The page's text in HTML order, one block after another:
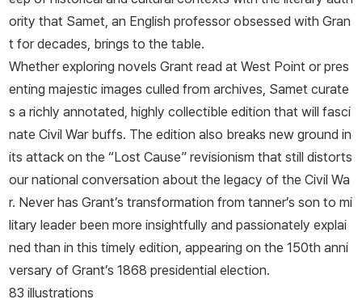
아래 1865년, 애포매톡스에서 남군 총사령관 로버트 E. 리 장군에게
항복을 받아냈고, 이와 함께 사실상 남북전쟁은 북부의 승리로 끝나
게 됩니다. 그랜트는 전쟁 이후에도 군대에 남아 있다가, 1869년 공
화당의 후보로서 제18대 미국 대통령에 당선됩니다. 대통령으로서의
그랜트는 주변인의 부패를 비롯해 여러 문제가 있었다는 비판을 받으
나, 재건 시기 펼친 정책으로 남부의 노예제를 뿌리 뽑고자 노력하는
등의 공을 인정받습니다.
ority that Samet, an English professor obsessed with Gran
t for decades, brings to the table.
Whether exploring novels Grant read at West Point or pres
enting majestic images culled from archives, Samet curate
s a richly annotated, highly collectible edition that will fasci
nate Civil War buffs. The edition also breaks new ground in
its attack on the “Lost Cause” revisionism that still distorts
our national conversation about the legacy of the Civil Wa
r. Never has Grant’s transformation from tanner’s son to mi
litary leader been more insightfully and passionately explai
ned than in this timely edition, appearing on the 150th anni
versary of Grant’s 1868 presidential election.
83 illustrations